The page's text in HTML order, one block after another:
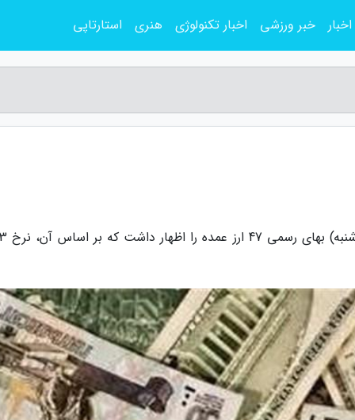
اخبار خبر ورزشی اخبار تکنولوژی هنری استارتاپی